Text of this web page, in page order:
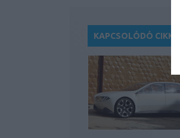
KAPCSOLÓDÓ CIKKEK